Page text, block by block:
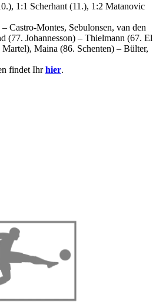
1:1 Scherhant (11.), 1:2 Matanovic
– Castro-Montes, Sebulonsen, van den
(77. Johannesson) – Thielmann (67. El
Maina (86. Schenten) – Bülter,
findet Ihrhier.